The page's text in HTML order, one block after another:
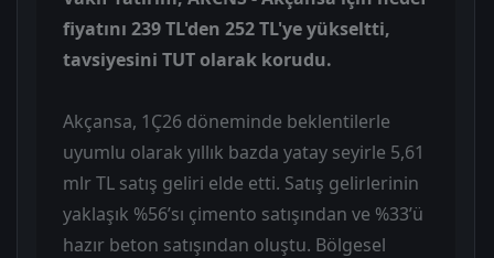
fiyatını 239 TL'den 252 TL'ye yükseltti,
tavsiyesini TUT olarak korudu.
Akçansa, 1Ç26 döneminde beklentilerle
uyumlu olarak yıllık bazda yatay seyirle 5,61
mlr TL satış geliri elde etti. Satış gelirlerinin
yaklaşık %56’sı çimento satışından ve %33’ü
hazır beton satışından oluştu. Bölgesel